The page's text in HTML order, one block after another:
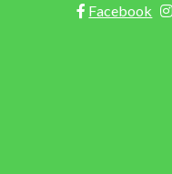
Facebook